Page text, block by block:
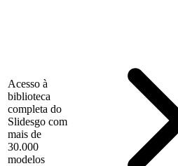
Acesso à
biblioteca
completa do
Slidesgo com
mais de
30.000
modelos